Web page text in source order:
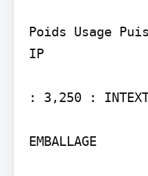
Poids Usage
IP
: 3,250 :
EMBALLAGE